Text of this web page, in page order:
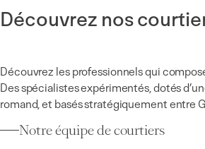
Découvrez nos
Découvrez les professionnels qui
Des spécialistes expérimentés, dotés
romand, et basés stratégiquement entre
Notre équipe de courtiers